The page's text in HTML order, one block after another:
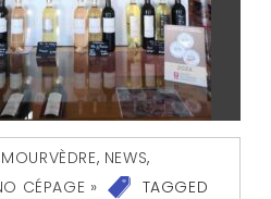
MOURVÈDRE, NEWS,
CÉPAGE »
TAGGED